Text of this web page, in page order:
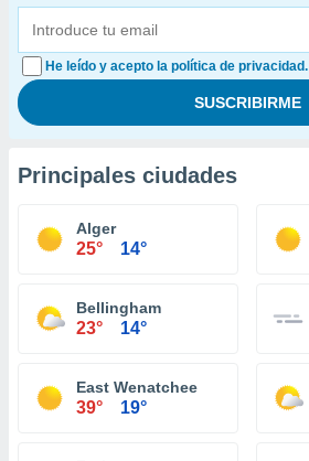
He leído y acepto la política de privacidad.
Principales ciudades
Alger
25° 14°
Bellingham
23° 14°
East Wenatchee
39° 19°